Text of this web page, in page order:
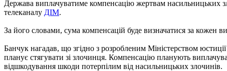
Держава виплачуватиме компенсацію жертвам насильницьких
телеканалу ДІМ.
За його словами, сума компенсацій буде визначатися за кожен
Банчук нагадав, що згідно з розробленим Міністерством
планує стягувати зі злочинця. Компенсацію планують
відшкодування шкоди потерпілим від насильницьких злочинів.